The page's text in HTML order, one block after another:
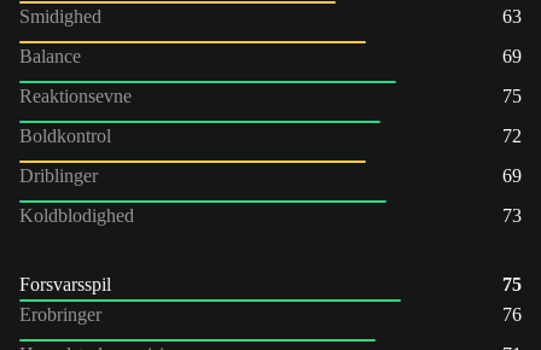
Smidighed
63
Balance
69
Reaktionsevne
75
Boldkontrol
72
Driblinger
69
Koldblodighed
73
Forsvarsspil
75
Erobringer
76